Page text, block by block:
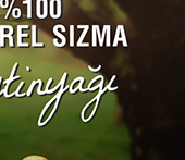
Mantarlı Levrek
Tarifi